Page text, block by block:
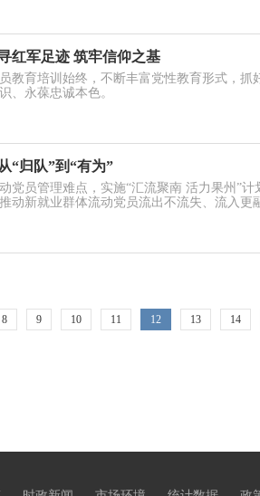
红军足迹 筑牢信仰之基
教育培训始终，不断丰富党性教育形式，抓
、永葆忠诚本色。
“归队”到“有为”
党员管理难点，实施“汇流聚南 活力果州”
动新就业群体流动党员流出不流失、流入更
8 9 10 11 12 13 14